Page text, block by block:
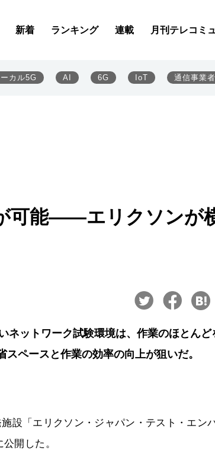
新着 ランキング 連載 月刊テレコミ
カル5G AI 6G IoT 通信事業
可能――エリクソンが
ネットワーク試験環境は、作業のほとんど
ペースと作業の効率の向上が狙いだ。
設「エリクソン・ジャパン・テスト・エン
開した。